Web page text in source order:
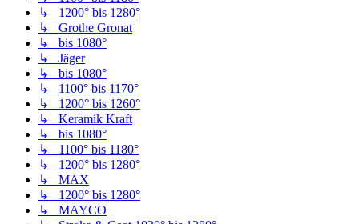
↳ 1200° bis 1280°
↳ Grothe Gronat
↳ bis 1080°
↳ Jäger
↳ bis 1080°
↳ 1100° bis 1170°
↳ 1200° bis 1260°
↳ Keramik Kraft
↳ bis 1080°
↳ 1100° bis 1180°
↳ 1200° bis 1280°
↳ MAX
↳ 1200° bis 1280°
↳ MAYCO